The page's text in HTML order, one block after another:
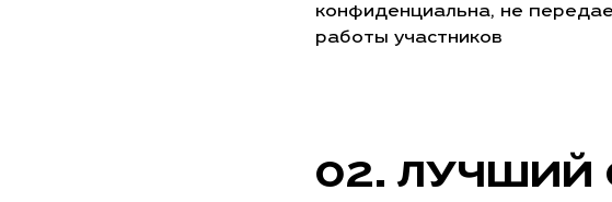
конфиденциальна, не
работы участников
ЛУЧШИЙ